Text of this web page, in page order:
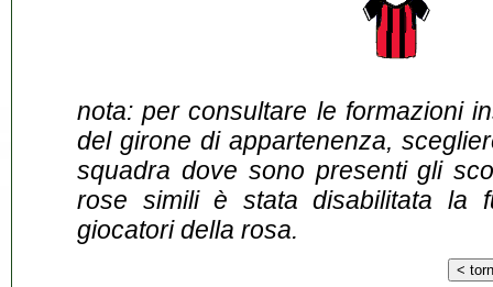
nota: per consultare le formazioni
del girone di appartenenza,
squadra dove sono presenti gli
rose simili è stata disabilitata la
giocatori della rosa.